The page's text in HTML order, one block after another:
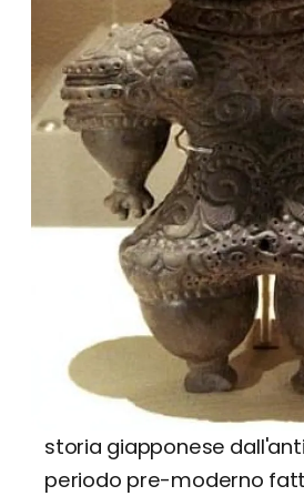
storia giapponese
periodo pre-moderno